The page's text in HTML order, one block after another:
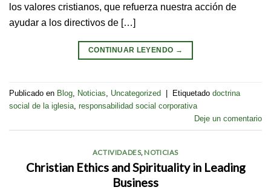
los valores cristianos, que refuerza nuestra acción de
ayudar a los directivos de […]
CONTINUAR LEYENDO →
Publicado en Blog Noticias Uncategorized Etiquetado doctrina
social de la iglesia responsabilidad social corporativa
Deje un comentario
ACTIVIDADES, NOTICIAS
Christian Ethics and Spirituality in Leading
Business